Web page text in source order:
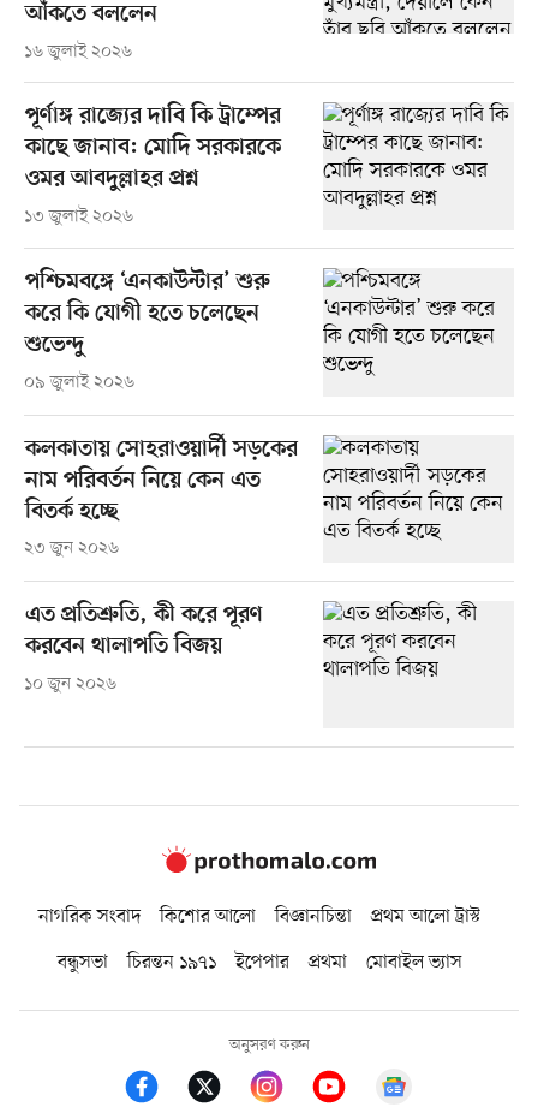
আঁকতে বললেন
১৬ জুলাই ২০২৬
পূর্ণাঙ্গ রাজ্যের দাবি কি ট্রাম্পের
কাছে জানাব: মোদি সরকারকে
ওমর আবদুল্লাহর প্রশ্ন
১৩ জুলাই ২০২৬
পশ্চিমবঙ্গে ‘এনকাউন্টার’ শুরু
করে কি যোগী হতে চলেছেন
শুভেন্দু
০৯ জুলাই ২০২৬
কলকাতায় সোহরাওয়ার্দী সড়কের
নাম পরিবর্তন নিয়ে কেন এত
বিতর্ক হচ্ছে
২৩ জুন ২০২৬
এত প্রতিশ্রুতি, কী করে পূরণ
করবেন থালাপতি বিজয়
১০ জুন ২০২৬
নাগরিক সংবাদ কিশোর আলো বিজ্ঞানচিন্তা
প্রথম আলো ট্রাস্ট
বন্ধুসভা
চিরন্তন ১৯৭১ ইপেপার প্রথমা মোবাইল ভ্যাস
অনুসরণ করুন